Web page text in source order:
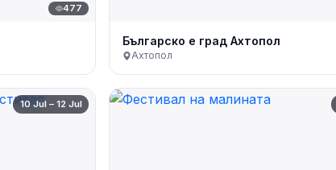
477
Българско е град Ахтопол
Ахтопол
10 Jul – 12 Jul